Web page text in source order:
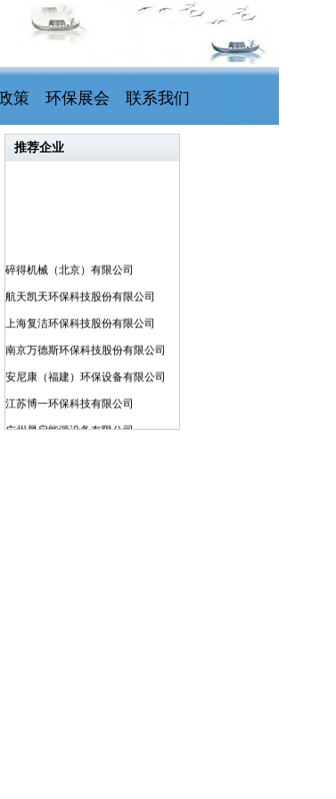
策 环保展会 联系我们
推荐企业
碎得机械（北京）有限公司
航天凯天环保科技股份有限公司
上海复洁环保科技股份有限公司
南京万德斯环保科技股份有限公司
安尼康（福建）环保设备有限公司
江苏博一环保科技有限公司
广州晟启能源设备有限公司